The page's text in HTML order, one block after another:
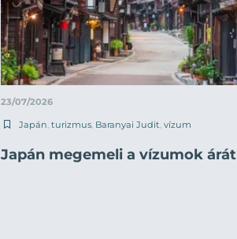
23/07/2026
Japán turizmus Baranyai Judit vízum
Japán megemeli a vízumok árát